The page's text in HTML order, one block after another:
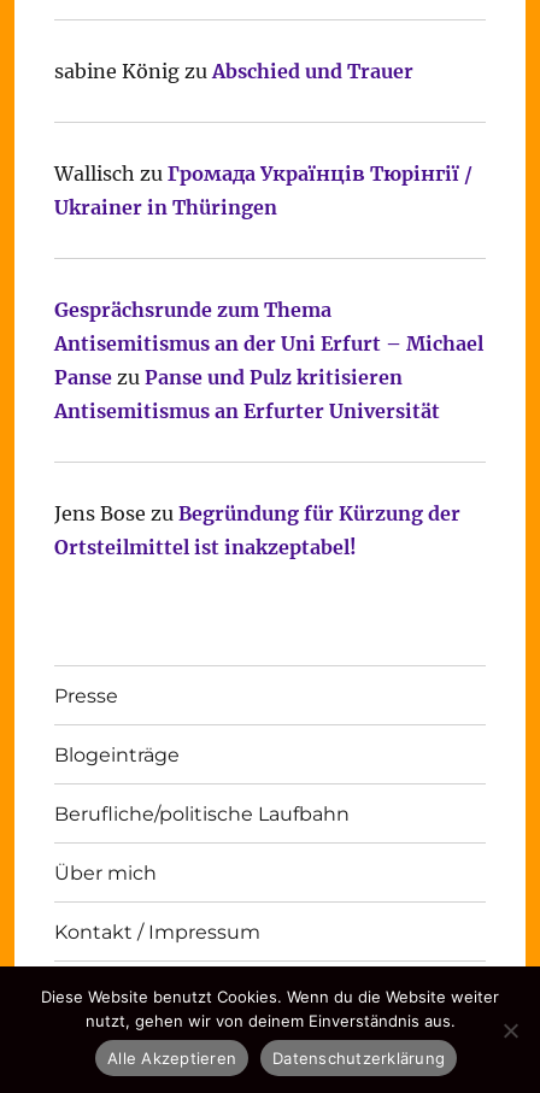
sabine KönigzuAbschied und Trauer
Wallisch zu Громада Українців Тюрінгії /
Ukrainer in Thüringen
Gesprächsrunde zum Thema
Antisemitismus an der Uni Erfurt – Michael
Pansezu Panse und Pulz kritisieren
Antisemitismus an Erfurter Universität
Jens Bose zu Begründung für Kürzung der
Ortsteilmittel ist inakzeptabel!
Presse
Blogeinträge
Berufliche/politische Laufbahn
Über mich
Kontakt / Impressum
Michael Panse Kontakt / Impressum
Stolz
präsentiert von WordPress
Diese Website benutzt Cookies. Wenn du die Website weiter
nutzt, gehen wir von deinem Einverständnis aus.
Alle Akzeptieren
Datenschutzerklärung